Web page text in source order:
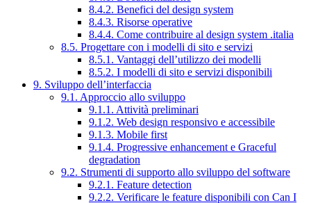
8.4.2. Benefici del design system
8.4.3. Risorse operative
8.4.4. Come contribuire al design system .italia
8.5. Progettare con i modelli di sito e servizi
8.5.1. Vantaggi dell’utilizzo dei modelli
8.5.2. I modelli di sito e servizi disponibili
9. Sviluppo dell’interfaccia
9.1. Approccio allo sviluppo
9.1.1. Attività preliminari
9.1.2. Web design responsivo e accessibile
9.1.3. Mobile first
9.1.4. Progressive enhancement e Graceful
degradation
9.2. Strumenti di supporto allo sviluppo del software
9.2.1. Feature detection
9.2.2. Verificare le feature disponibili con Can I